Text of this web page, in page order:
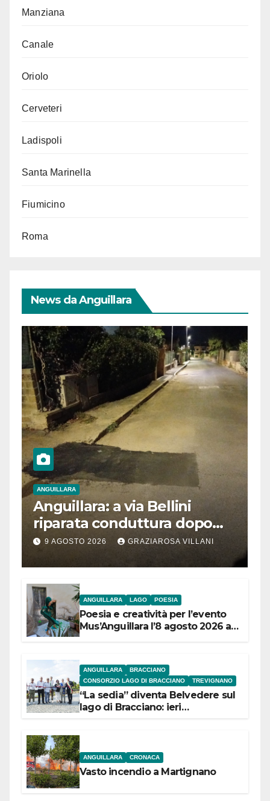
Manziana
Canale
Oriolo
Cerveteri
Ladispoli
Santa Marinella
Fiumicino
Roma
News da Anguillara
ANGUILLARA
Anguillara: a via Bellini
riparata conduttura dopo
segnalazione IdD
9 AGOSTO 2026 GRAZIAROSA VILLANI
ANGUILLARA LAGO POESIA
Poesia e creatività per l’evento
Mus’Anguillara l’8 agosto 2026 al
ANGUILLARA
BRACCIANO
CONSORZIO LAGO DI BRACCIANO
TREVIGNANO
“La sedia” diventa Belvedere sul
lago di Bracciano: ieri
ANGUILLARA CRONACA
Vasto incendio a Martignano